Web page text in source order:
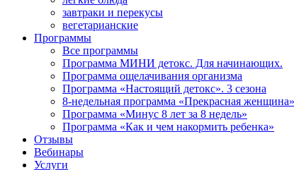
завтраки и перекусы
вегетарианские
Программы
Все программы
Программа МИНИ детокс. Для начинающих.
Программа ощелачивания организма
Программа «Настоящий детокс». 3 сезона
8-недельная программа «Прекрасная женщина»
Программа «Минус 8 лет за 8 недель»
Программа «Как и чем накормить ребенка»
Отзывы
Вебинары
Услуги